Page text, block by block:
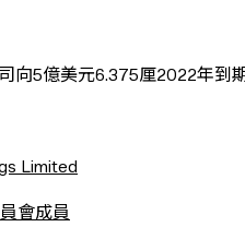
向5億美元6.375厘2022年
Limited
會成員